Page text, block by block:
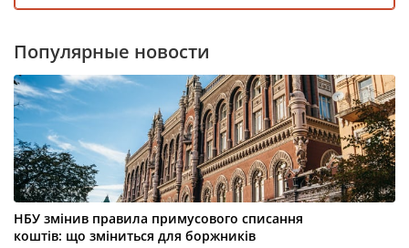
Популярные новости
НБУ змінив правила примусового списання
коштів: що зміниться для боржників